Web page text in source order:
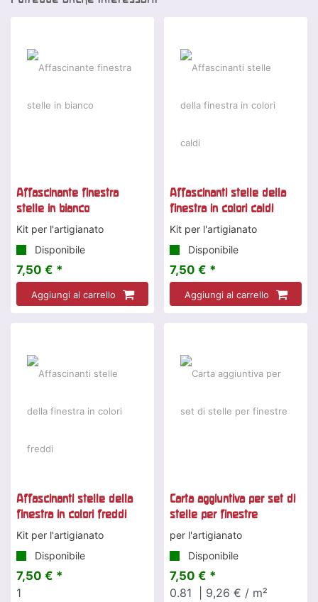
Affascinante finestra
stelle in bianco
Kit per l'artigianato
Disponibile
7,50 € *
Aggiungi al carrello
Affascinanti stelle della
finestra in colori caldi
Kit per l'artigianato
Disponibile
7,50 € *
Aggiungi al carrello
Affascinanti stelle della
finestra in colori freddi
Kit per l'artigianato
Disponibile
7,50 € *
1
Carta aggiuntiva per set di
stelle per finestre
per l'artigianato
Disponibile
7,50 € *
0.81
| 9,26 € / m²